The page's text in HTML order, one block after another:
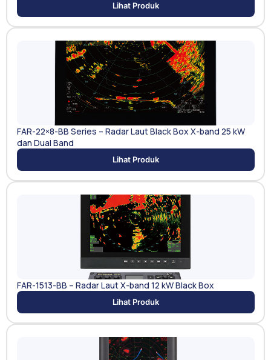
Lihat Produk
FAR-22×8-BB Series – Radar Laut Black Box X-band 25 kW
dan Dual Band
Lihat Produk
FAR-1513-BB – Radar Laut X-band 12 kW Black Box
Lihat Produk